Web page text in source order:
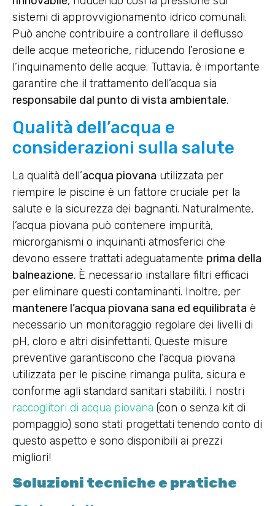
sistemi di approvvigionamento idrico comunali.
Può anche contribuire a controllare il deflusso
delle acque meteoriche, riducendo l’erosione e
l’inquinamento delle acque. Tuttavia, è importante
garantire che il trattamento dell’acqua sia
responsabile dal punto di vista ambientale.
Qualità dell’acqua e
considerazioni sulla salute
La qualità dell’acqua piovana utilizzata per
riempire le piscine è un fattore cruciale per la
salute e la sicurezza dei bagnanti. Naturalmente,
l’acqua piovana può contenere impurità,
microrganismi o inquinanti atmosferici che
devono essere trattati adeguatamente prima della
balneazione. È necessario installare filtri efficaci
per eliminare questi contaminanti. Inoltre, per
mantenere l’acqua piovana sana ed equilibrata è
necessario un monitoraggio regolare dei livelli di
pH, cloro e altri disinfettanti. Queste misure
preventive garantiscono che l’acqua piovana
utilizzata per le piscine rimanga pulita, sicura e
conforme agli standard sanitari stabiliti. I nostri
raccoglitori di acqua piovana (con o senza kit di
pompaggio) sono stati progettati tenendo conto di
questo aspetto e sono disponibili ai prezzi
migliori!
Soluzioni tecniche e pratiche